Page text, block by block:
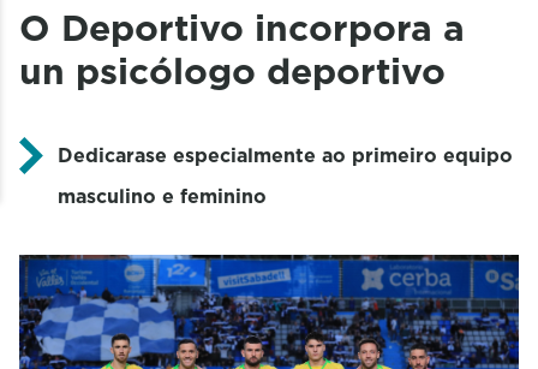
O Deportivo incorpora a
un psicólogo deportivo
Dedicarase especialmente ao primeiro equipo
masculino e feminino